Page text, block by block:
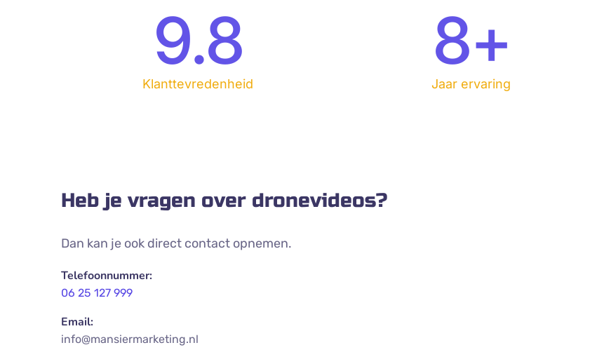
9.8
Klanttevredenheid
8+
Jaar ervaring
Heb je vragen over dronevideos?
Dan kan je ook direct contact opnemen.
Telefoonnummer:
06 25 127 999
Email:
info@mansiermarketing.nl